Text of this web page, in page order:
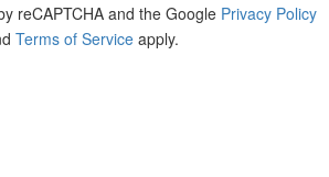
reCAPTCHA and the Google Privacy Policy
Terms of Service apply.